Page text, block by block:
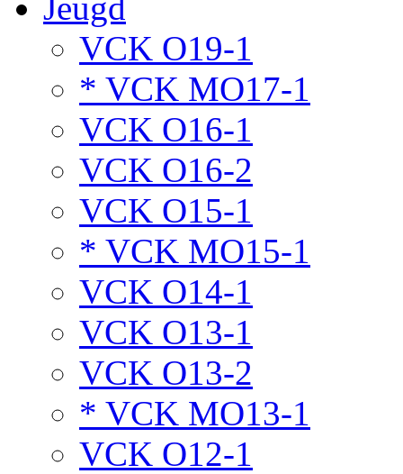
VCK O19-1
* VCK MO17-1
VCK O16-1
VCK O16-2
VCK O15-1
* VCK MO15-1
VCK O14-1
VCK O13-1
VCK O13-2
* VCK MO13-1
VCK O12-1